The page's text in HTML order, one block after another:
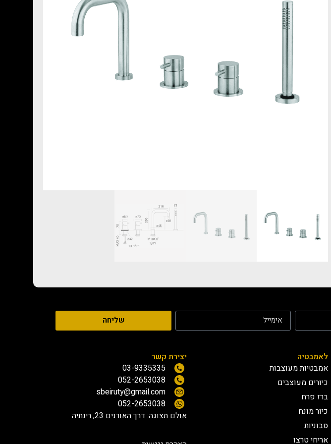
שליחה
לאמבטיה
אמבטיות מעוצבות
כיורים מעוצבים
ברז פרח
כיור מונח
סבוניות
אריחי טרצו
יצירת קשר
03-9335335
052-2653038
sbeiruty@gmail.com
052-2653038
אולם תצוגה: דרך האורנים 23, רינתיה